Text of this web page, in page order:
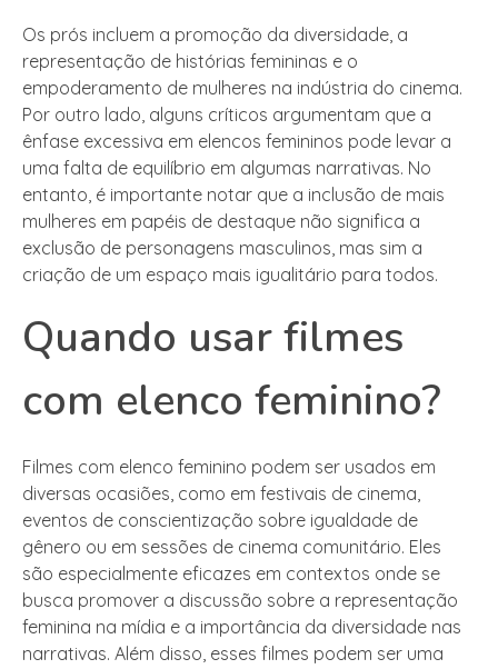
Os prós incluem a promoção da diversidade, a
representação de histórias femininas e o
empoderamento de mulheres na indústria do cinema.
Por outro lado, alguns críticos argumentam que a
ênfase excessiva em elencos femininos pode levar a
uma falta de equilíbrio em algumas narrativas. No
entanto, é importante notar que a inclusão de mais
mulheres em papéis de destaque não significa a
exclusão de personagens masculinos, mas sim a
criação de um espaço mais igualitário para todos.
Quando usar filmes
com elenco feminino?
Filmes com elenco feminino podem ser usados em
diversas ocasiões, como em festivais de cinema,
eventos de conscientização sobre igualdade de
gênero ou em sessões de cinema comunitário. Eles
são especialmente eficazes em contextos onde se
busca promover a discussão sobre a representação
feminina na mídia e a importância da diversidade nas
narrativas. Além disso, esses filmes podem ser uma